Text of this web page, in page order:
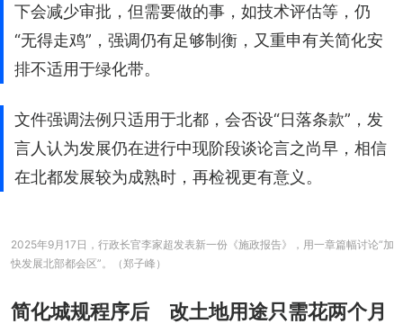
下会减少审批，但需要做的事，如技术评估等，仍
“无得走鸡”，强调仍有足够制衡，又重申有关简化安
排不适用于绿化带。
文件强调法例只适用于北都，会否设“日落条款”，发
言人认为发展仍在进行中现阶段谈论言之尚早，相信
在北都发展较为成熟时，再检视更有意义。
2025年9月17日，行政长官李家超发表新一份《施政报告》，用一章篇幅讨论“加
快发展北部都会区”。（郑子峰）
简化城规程序后 改土地用途只需花两个月